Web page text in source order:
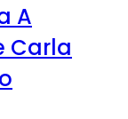
A
Carla